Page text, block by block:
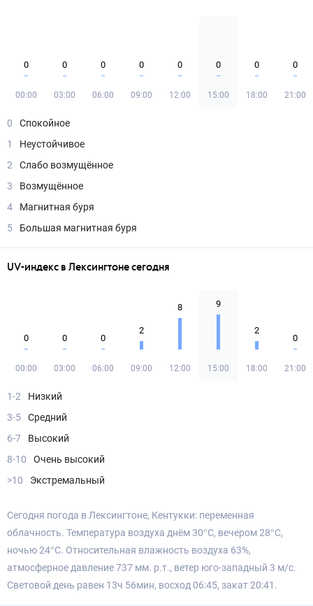
0
00:00
0
03:00
0
06:00
0
09:00
0
12:00
0
15:00
0
18:00
0
21:00
0
Спокойное
1
Неустойчивое
2
Слабо возмущённое
3
Возмущённое
4
Магнитная буря
5
Большая магнитная буря
UV-индекс в Лексингтоне сегодня
0
00:00
0
03:00
0
06:00
2
09:00
8
12:00
9
15:00
2
18:00
0
21:00
1-2
Низкий
3-5
Средний
6-7
Высокий
8-10
Очень высокий
>10
Экстремальный
Сегодня погода в Лексингтоне, Кентукки: переменная
облачность. Температура воздуха днём 30°С, вечером 28°С,
ночью 24°С. Относительная влажность воздуха 63%,
атмосферное давление 737 мм. р.т., ветер юго-западный 3 м/с.
Световой день равен 13ч 56мин, восход 06:45, закат 20:41.